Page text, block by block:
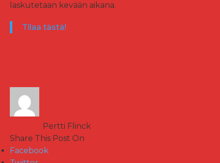
laskutetaan kevään aikana.
Tilaa tästä!
Pertti Flinck
Share This Post On
Facebook